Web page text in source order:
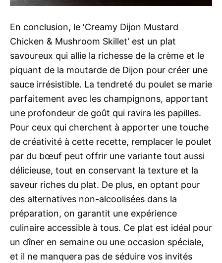
En conclusion, le ‘Creamy Dijon Mustard
Chicken & Mushroom Skillet’ est un plat
savoureux qui allie la richesse de la crème et le
piquant de la moutarde de Dijon pour créer une
sauce irrésistible. La tendreté du poulet se marie
parfaitement avec les champignons, apportant
une profondeur de goût qui ravira les papilles.
Pour ceux qui cherchent à apporter une touche
de créativité à cette recette, remplacer le poulet
par du bœuf peut offrir une variante tout aussi
délicieuse, tout en conservant la texture et la
saveur riches du plat. De plus, en optant pour
des alternatives non-alcoolisées dans la
préparation, on garantit une expérience
culinaire accessible à tous. Ce plat est idéal pour
un dîner en semaine ou une occasion spéciale,
et il ne manquera pas de séduire vos invités